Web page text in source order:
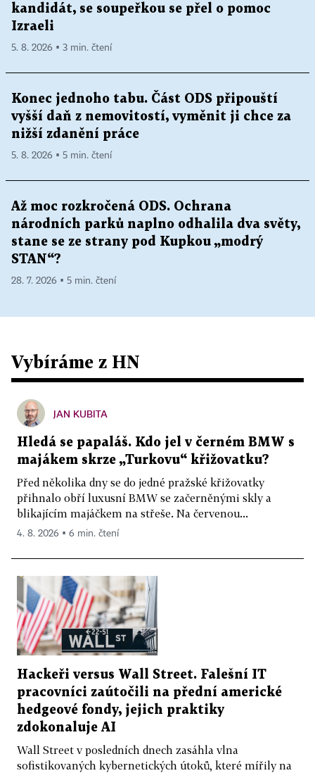
kandidát, se soupeřkou se přel o pomoc
Izraeli
5. 8. 2026 ▪ 3 min. čtení
Konec jednoho tabu. Část ODS připouští
vyšší daň z nemovitostí, vyměnit ji chce za
nižší zdanění práce
5. 8. 2026 ▪ 5 min. čtení
Až moc rozkročená ODS. Ochrana
národních parků naplno odhalila dva světy,
stane se ze strany pod Kupkou „modrý
STAN“?
28. 7. 2026 ▪ 5 min. čtení
Vybíráme z HN
JAN KUBITA
Hledá se papaláš. Kdo jel v černém BMW s
majákem skrze „Turkovu“ křižovatku?
Před několika dny se do jedné pražské křižovatky
přihnalo obří luxusní BMW se začerněnými skly a
blikajícím majáčkem na střeše. Na červenou...
4. 8. 2026 ▪ 6 min. čtení
Hackeři versus Wall Street. Falešní IT
pracovníci zaútočili na přední americké
hedgeové fondy, jejich praktiky
zdokonaluje AI
Wall Street v posledních dnech zasáhla vlna
sofistikovaných kybernetických útoků, které mířily na